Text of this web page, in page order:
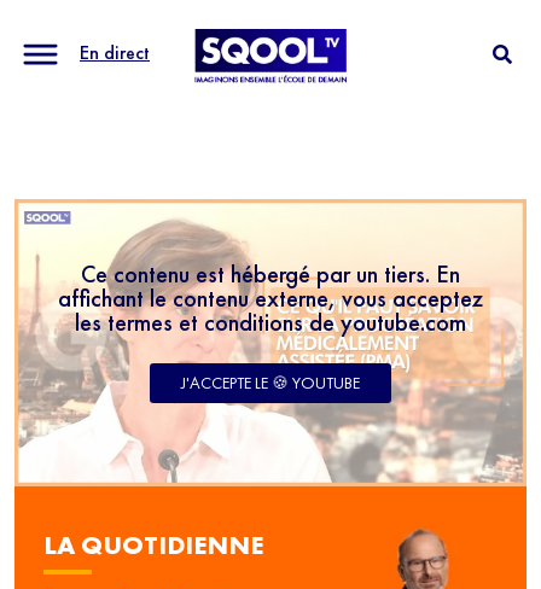
En direct
Ce contenu est hébergé par un tiers. En
affichant le contenu externe, vous acceptez
les termes et conditions de youtube.com
J'ACCEPTE LE 🍪 YOUTUBE
LA QUOTIDIENNE